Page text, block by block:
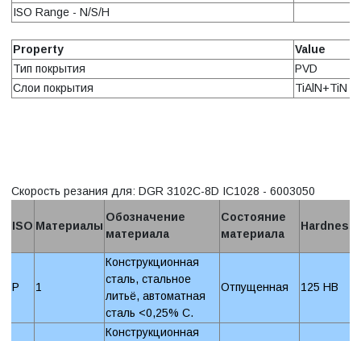
ISO Range - N/S/H
Property
Value
Тип покрытия
PVD
Слои покрытия
TiAlN+TiN
Скорость резания для: DGR 3102C-8D IC1028 - 6003050
ISO Материалы
Обозначение
материала
Состояние
материала
Hardness
P 1
Конструкционная
сталь, стальное
литьё, автоматная
сталь <0,25% C.
Отпущенная 125 HB
Конструкционная